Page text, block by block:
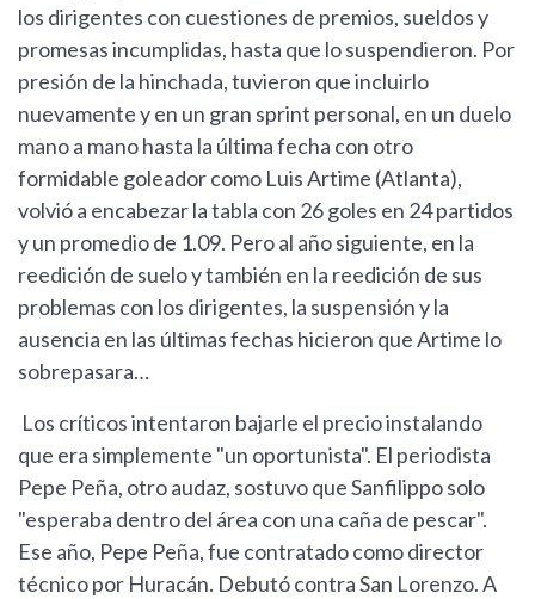
los dirigentes con cuestiones de premios, sueldos y
promesas incumplidas, hasta que lo suspendieron. Por
presión de la hinchada, tuvieron que incluirlo
nuevamente y en un gran sprint personal, en un duelo
mano a mano hasta la última fecha con otro
formidable goleador como Luis Artime (Atlanta),
volvió a encabezar la tabla con 26 goles en 24 partidos
y un promedio de 1.09. Pero al año siguiente, en la
reedición de suelo y también en la reedición de sus
problemas con los dirigentes, la suspensión y la
ausencia en las últimas fechas hicieron que Artime lo
sobrepasara…
Los críticos intentaron bajarle el precio instalando
que era simplemente "un oportunista". El periodista
Pepe Peña, otro audaz, sostuvo que Sanfilippo solo
"esperaba dentro del área con una caña de pescar".
Ese año, Pepe Peña, fue contratado como director
técnico por Huracán. Debutó contra San Lorenzo. A